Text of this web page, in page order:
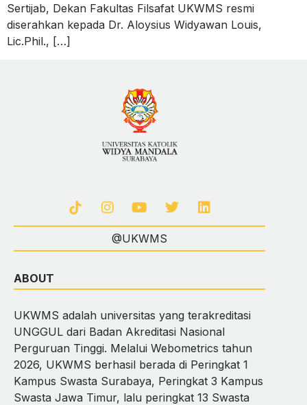
Sertijab, Dekan Fakultas Filsafat UKWMS resmi
diserahkan kepada Dr. Aloysius Widyawan Louis,
Lic.Phil., […]
@UKWMS
ABOUT
UKWMS adalah universitas yang terakreditasi
UNGGUL dari Badan Akreditasi Nasional
Perguruan Tinggi. Melalui Webometrics tahun
2026, UKWMS berhasil berada di Peringkat 1
Kampus Swasta Surabaya, Peringkat 3 Kampus
Swasta Jawa Timur, lalu peringkat 13 Swasta